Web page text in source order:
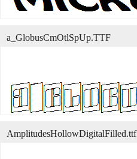
a_GlobusCmOtlSpUp.TTF
AmplitudesHollowDigitalFilled.ttf